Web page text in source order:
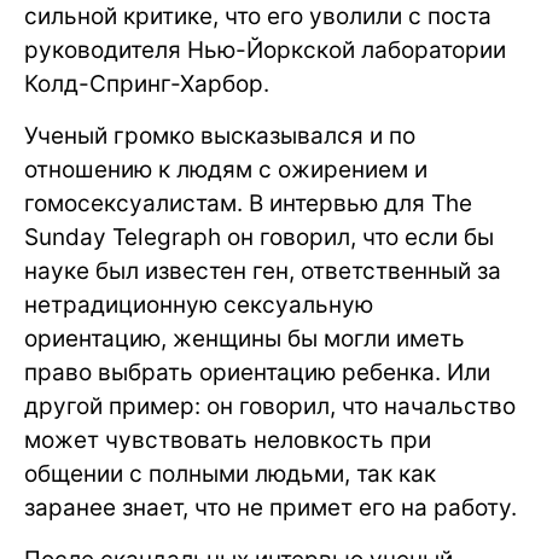
сильной критике, что его уволили с поста
руководителя Нью-Йоркской лаборатории
Колд-Спринг-Харбор.
Ученый громко высказывался и по
отношению к людям с ожирением и
гомосексуалистам. В интервью для The
Sunday Telegraph он говорил, что если бы
науке был известен ген, ответственный за
нетрадиционную сексуальную
ориентацию, женщины бы могли иметь
право выбрать ориентацию ребенка. Или
другой пример: он говорил, что начальство
может чувствовать неловкость при
общении с полными людьми, так как
заранее знает, что не примет его на работу.